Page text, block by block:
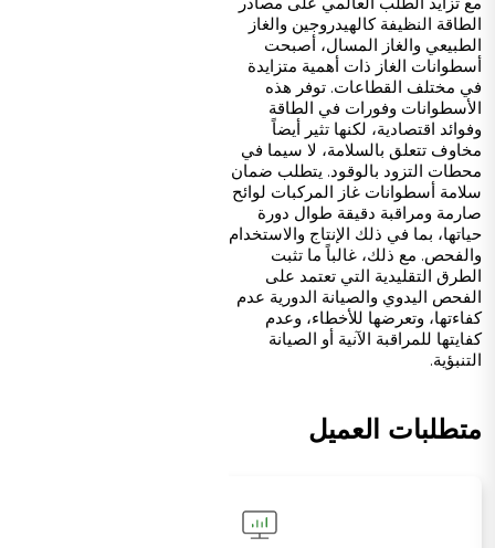
الطاقة النظيفة كالهيدروجين والغاز
الطبيعي والغاز المسال، أصبحت
أسطوانات الغاز ذات أهمية متزايدة
في مختلف القطاعات. توفر هذه
الأسطوانات وفورات في الطاقة
وفوائد اقتصادية، لكنها تثير أيضاً
مخاوف تتعلق بالسلامة، لا سيما في
محطات التزود بالوقود. يتطلب ضمان
سلامة أسطوانات غاز المركبات لوائح
صارمة ومراقبة دقيقة طوال دورة
حياتها، بما في ذلك الإنتاج والاستخدام
والفحص. مع ذلك، غالباً ما تثبت
الطرق التقليدية التي تعتمد على
الفحص اليدوي والصيانة الدورية عدم
كفاءتها، وتعرضها للأخطاء، وعدم
كفايتها للمراقبة الآنية أو الصيانة
التنبؤية.
متطلبات العميل